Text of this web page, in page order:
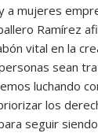
a mujeres
Ramírez
vital en la
sean
luchando
los
seguir